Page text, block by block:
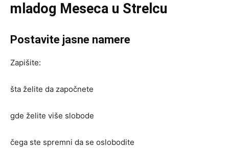
mladog Meseca u Strelcu
Postavite jasne namere
Zapišite:
šta želite da započnete
gde želite više slobode
čega ste spremni da se oslobodite